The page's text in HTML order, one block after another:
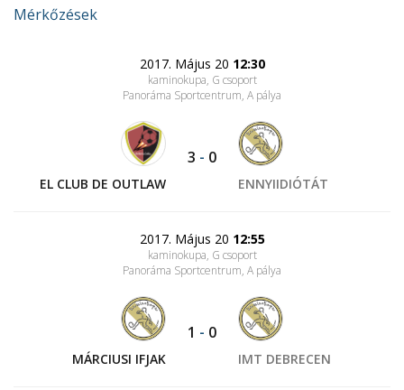
Mérkőzések
2017. Május 20 12:30
kaminokupa, G csoport
Panoráma Sportcentrum, A pálya
EL CLUB DE OUTLAW
3 - 0
ENNYIIDIÓTÁT
2017. Május 20 12:55
kaminokupa, G csoport
Panoráma Sportcentrum, A pálya
MÁRCIUSI IFJAK
1 - 0
IMT DEBRECEN